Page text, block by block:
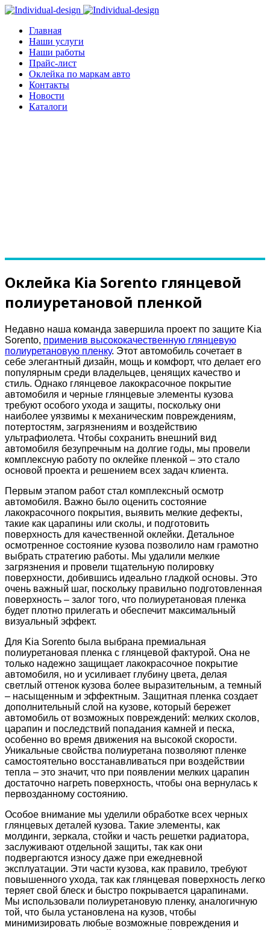
Главная
Наши услуги
Наши работы
Прайс-лист
Оклейка по маркам авто
Контакты
Новости
Каталоги
Оклейка Kia Sorento глянцевой
полиуретановой пленкой
Недавно наша команда завершила проект по защите Kia
Sorento, применив высококачественную глянцевую
полиуретановую пленку. Этот автомобиль сочетает в
себе элегантный дизайн, мощь и комфорт, что делает его
популярным среди владельцев, ценящих качество и
стиль. Однако глянцевое лакокрасочное покрытие
автомобиля и черные глянцевые элементы кузова
требуют особого ухода и защиты, поскольку они
наиболее уязвимы к механическим повреждениям,
потертостям, загрязнениям и воздействию
ультрафиолета. Чтобы сохранить внешний вид
автомобиля безупречным на долгие годы, мы провели
комплексную работу по оклейке пленкой – это стало
основой проекта и решением всех задач клиента.
Первым этапом работ стал комплексный осмотр
автомобиля. Важно было оценить состояние
лакокрасочного покрытия, выявить мелкие дефекты,
такие как царапины или сколы, и подготовить
поверхность для качественной оклейки. Детальное
осмотренное состояние кузова позволило нам грамотно
выбрать стратегию работы. Мы удалили мелкие
загрязнения и провели тщательную полировку
поверхности, добившись идеально гладкой основы. Это
очень важный шаг, поскольку правильно подготовленная
поверхность – залог того, что полиуретановая пленка
будет плотно прилегать и обеспечит максимальный
визуальный эффект.
Для Kia Sorento была выбрана премиальная
полиуретановая пленка с глянцевой фактурой. Она не
только надежно защищает лакокрасочное покрытие
автомобиля, но и усиливает глубину цвета, делая
светлый оттенок кузова более выразительным, а темный
– насыщенным и эффектным. Защитная пленка создает
дополнительный слой на кузове, который бережет
автомобиль от возможных повреждений: мелких сколов,
царапин и последствий попадания камней и песка,
особенно во время движения на высокой скорости.
Уникальные свойства полиуретана позволяют пленке
самостоятельно восстанавливаться при воздействии
тепла – это значит, что при появлении мелких царапин
достаточно нагреть поверхность, чтобы она вернулась к
первозданному состоянию.
Особое внимание мы уделили обработке всех черных
глянцевых деталей кузова. Такие элементы, как
молдинги, зеркала, стойки и часть решетки радиатора,
заслуживают отдельной защиты, так как они
подвергаются износу даже при ежедневной
эксплуатации. Эти части кузова, как правило, требуют
повышенного ухода, так как глянцевая поверхность легко
теряет свой блеск и быстро покрывается царапинами.
Мы использовали полиуретановую пленку, аналогичную
той, что была установлена на кузов, чтобы
минимизировать любые возможные повреждения и